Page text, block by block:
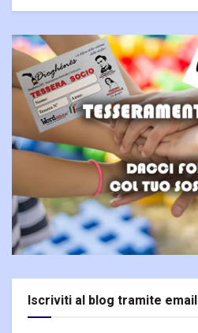
Iscriviti al blog tramite email